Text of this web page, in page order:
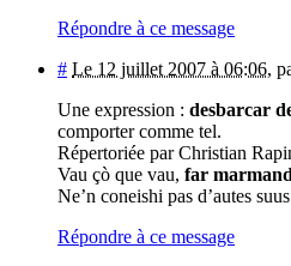
Répondre à ce message
# Le 12 juillet 2007 à 06:06,
Une expression : desbarcar
comporter comme tel.
Répertoriée par Christian
Vau çò que vau, far
Ne’n coneishi pas d’autes
Répondre à ce message